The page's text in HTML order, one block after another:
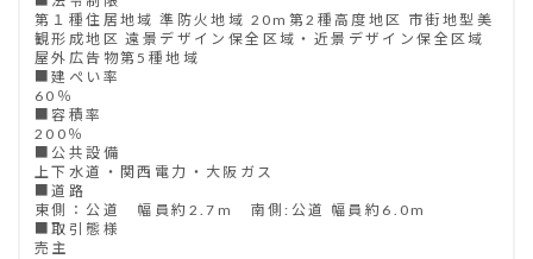
第１種住居地域 準防火地域 20m第2種高度地区 市街地型美
観形成地区 遠景デザイン保全区域・近景デザイン保全区域
屋外広告物第5種地域
■建ぺい率
60％
■容積率
200％
■公共設備
上下水道・関西電力・大阪ガス
■道路
東側：公道 幅員約2.7m 南側:公道 幅員約6.0m
■取引態様
売主